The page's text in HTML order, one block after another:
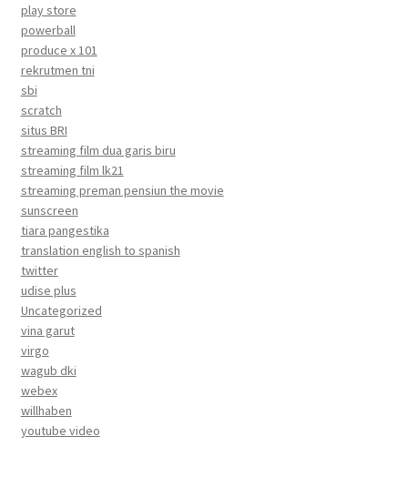
play store
powerball
produce x 101
rekrutmen tni
sbi
scratch
situs BRI
streaming film dua garis biru
streaming film lk21
streaming preman pensiun the movie
sunscreen
tiara pangestika
translation english to spanish
twitter
udise plus
Uncategorized
vina garut
virgo
wagub dki
webex
willhaben
youtube video